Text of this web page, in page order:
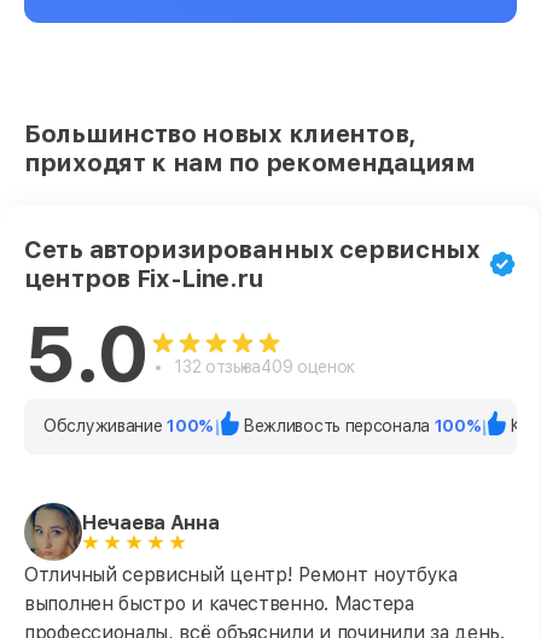
Большинство новых клиентов,
приходят к нам по рекомендациям
Сеть авторизированных сервисных
центров Fix-Line.ru
5.0 132 отзыва409 оценок
Обслуживание100% Вежливость персонала 100%
Нечаева Анна
Отличный сервисный центр! Ремонт ноутбука
выполнен быстро и качественно. Мастера
профессионалы, всё объяснили и починили за день.